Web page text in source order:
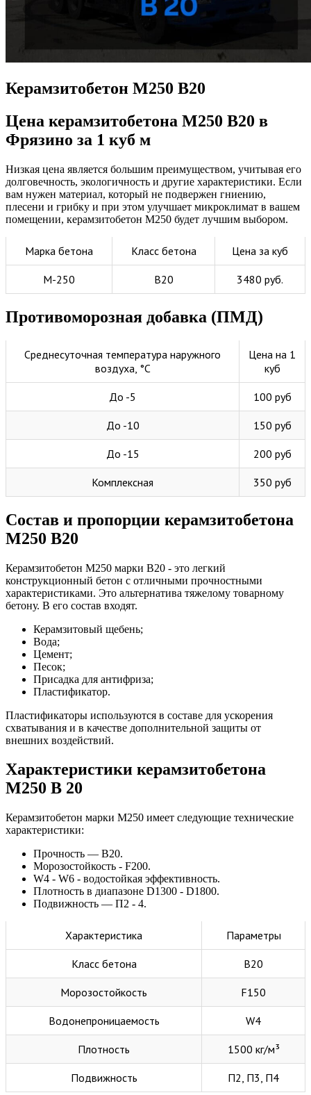
Керамзитобетон М250 В20
Цена керамзитобетона М250 В20 в
Фрязино за 1 куб м
Низкая цена является большим преимуществом, учитывая его
долговечность, экологичность и другие характеристики. Если
вам нужен материал, который не подвержен гниению,
плесени и грибку и при этом улучшает микроклимат в вашем
помещении, керамзитобетон М250 будет лучшим выбором.
Марка бетона Класс бетона Цена за куб
М-250 В20 3480 руб.
Противоморозная добавка (ПМД)
Среднесуточная температура наружного
воздуха, °C
Цена на 1
куб
До -5 100 руб
До -10 150 руб
До -15 200 руб
Комплексная 350 руб
Состав и пропорции керамзитобетона
М250 B20
Керамзитобетон М250 марки В20 - это легкий
конструкционный бетон с отличными прочностными
характеристиками. Это альтернатива тяжелому товарному
бетону. В его состав входят.
Керамзитовый щебень;
Вода;
Цемент;
Песок;
Присадка для антифриза;
Пластификатор.
Пластификаторы используются в составе для ускорения
схватывания и в качестве дополнительной защиты от
внешних воздействий.
Характеристики керамзитобетона
М250 В 20
Керамзитобетон марки М250 имеет следующие технические
характеристики:
Прочность — В20.
Морозостойкость - F200.
W4 - W6 - водостойкая эффективность.
Плотность в диапазоне D1300 - D1800.
Подвижность — П2 - 4.
Характеристика Параметры
Класс бетона В20
Морозостойкость F150
Водонепроницаемость W4
Плотность 1500 кг/м³
Подвижность П2, П3, П4